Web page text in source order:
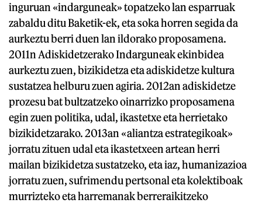
inguruan «indarguneak» topatzeko lan esparruak
zabaldu ditu Baketik-ek, eta soka horren segida da
aurkeztu berri duen lan ildorako proposamena.
2011n Adiskidetzerako Indarguneak ekinbidea
aurkeztu zuen, bizikidetza eta adiskidetze kultura
sustatzea helburu zuen agiria. 2012an adiskidetze
prozesu bat bultzatzeko oinarrizko proposamena
egin zuen politika, udal, ikastetxe eta herrietako
bizikidetzarako. 2013an «aliantza estrategikoak»
jorratu zituen udal eta ikastetxeen artean herri
mailan bizikidetza sustatzeko, eta iaz, humanizazioa
jorratu zuen, sufrimendu pertsonal eta kolektiboak
murrizteko eta harremanak berreraikitzeko